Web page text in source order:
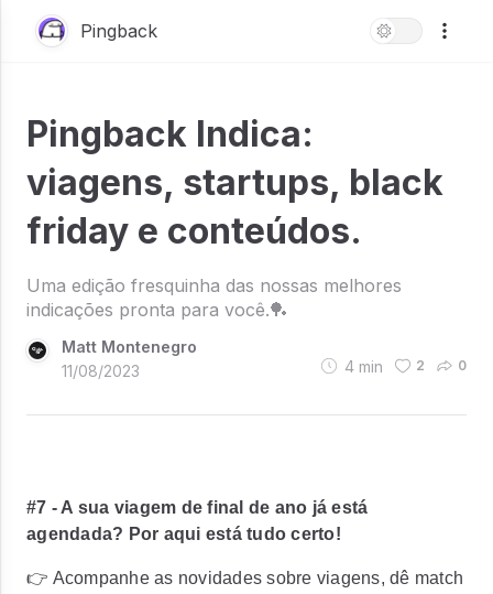
Pingback
Pingback Indica:
viagens, startups, black
friday e conteúdos.
Uma edição fresquinha das nossas melhores
indicações pronta para você.🏓
Matt Montenegro
11/08/2023
4 min 2 0
#7 - A sua viagem de final de ano já está
agendada? Por aqui está tudo certo!
👉 Acompanhe as novidades sobre viagens, dê match